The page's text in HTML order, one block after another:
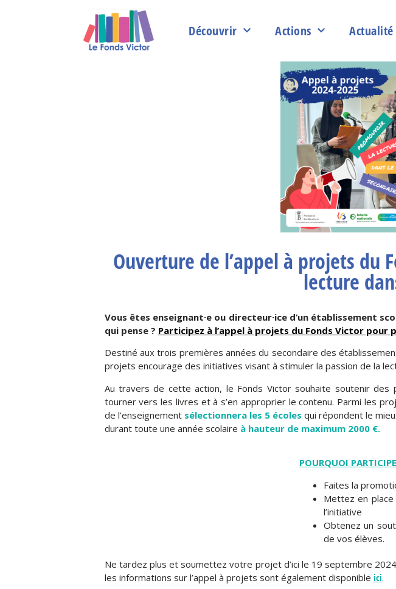
Découvrir Actions Actualité
Ouverture de l’appel à projets du
lecture
Vous êtes enseignant·e ou directeur·ice d’un établissement
qui pense ? Participez à l’appel à projets du Fonds Victor pour
Destiné aux trois premières années du secondaire des
projets encourage des initiatives visant à stimuler la passion de la
Au travers de cette action, le Fonds Victor souhaite soutenir des
tourner vers les livres et à s’en approprier le contenu. Parmi les
de l’enseignementsélectionnera les 5 écoles qui répondent le
durant toute une année scolaire à hauteur de maximum 2000 €.
POURQUOI
Faites la
Mettez en
l’initiative
Obtenez un
de vos élèves.
Ne tardez plus et soumettez votre projet d’ici le 19 septembre
les informations sur l’appel à projets sont également disponible ici.